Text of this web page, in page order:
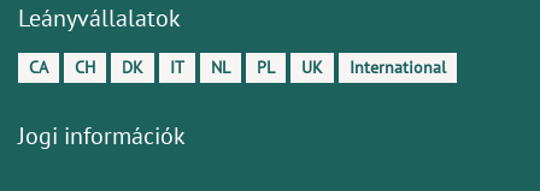
Leányvállalatok
CA CH DK IT NL PL UK International
Jogi információk